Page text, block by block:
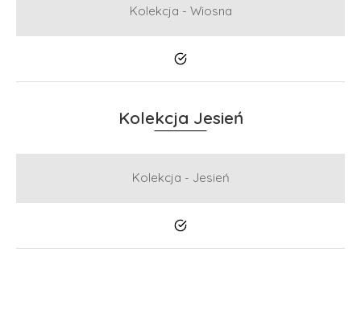
Kolekcja - Wiosna
Tak
Kolekcja Jesień
Kolekcja - Jesień
Tak